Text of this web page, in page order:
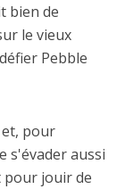
bien de
le vieux
Pebble
pour
s'évader aussi
pour jouir de